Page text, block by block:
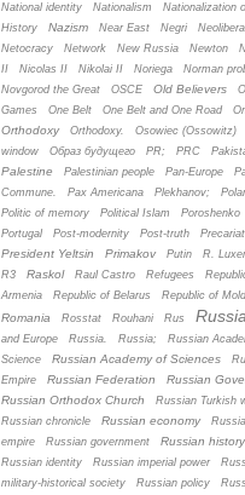
National identity
Nationalism
Nationalization
History
Nazism Near East Negri
Netocracy
Network New Russia Newton
II
Nicolas II Nikolai II Noriega
Norman
Novgorod the Great
OSCE Old Believers
Games
One Belt One Belt and One Road
Orthodoxy Orthodoxy. Osowiec (Ossowitz)
window
Oбраз будущего PR; PRC
Palestine Palestinian people Pan-Europe
Commune.
Pax Americana Plekhanov;
Politic of memory
Political Islam
Poroshenko
Portugal
Post-modernity Post-truth Precariat
President Yeltsin Primakov Putin
R.
R3
Raskol Raul Castro Refugees
Armenia
Republic of Belarus Republic of
Romania Rosstat Rouhani Rus
and Europe
Russia. Russia;
Russian
Science
Russian Academy of Sciences
Empire
Russian Federation
Russian
Russian Orthodox Church
Russian Turkish
Russian chronicle
Russian economy
empire
Russian government Russian history
Russian identity Russian imperial power
military-historical society
Russian policy